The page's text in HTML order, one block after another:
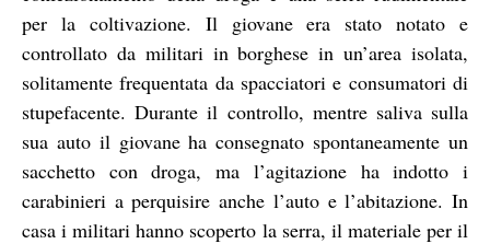
per la coltivazione. Il giovane era stato notato e
controllato da militari in borghese in un’area isolata,
solitamente frequentata da spacciatori e consumatori di
stupefacente. Durante il controllo, mentre saliva sulla
sua auto il giovane ha consegnato spontaneamente un
sacchetto con droga, ma l’agitazione ha indotto i
carabinieri a perquisire anche l’auto e l’abitazione. In
casa i militari hanno scoperto la serra, il materiale per il